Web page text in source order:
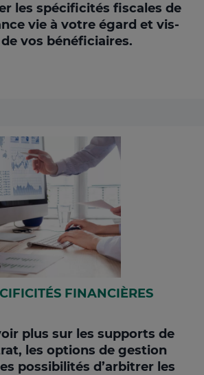
les spécificités fiscales de
vie à votre égard et vis-
vos bénéficiaires.
FINANCIÈRES
plus sur les supports de
les options de gestion
possibilités d’arbitrer les